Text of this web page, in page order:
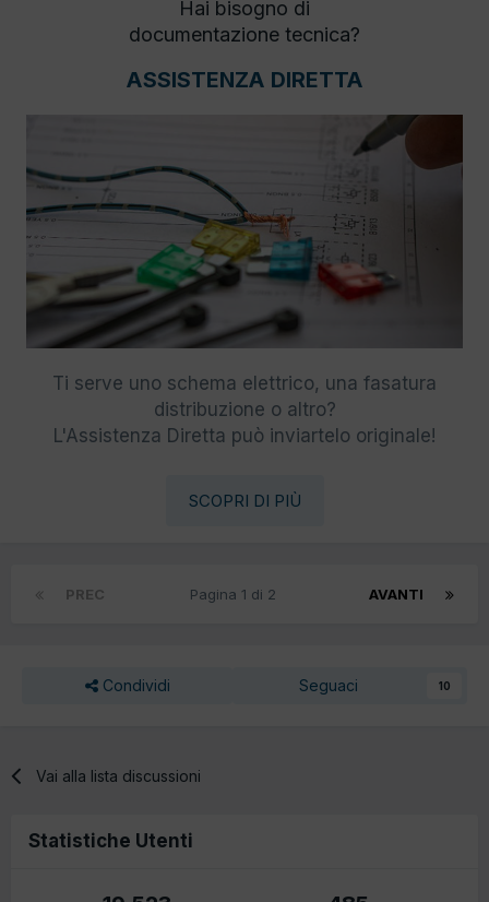
Hai bisogno di
documentazione tecnica?
ASSISTENZA DIRETTA
Ti serve uno schema elettrico, una fasatura
distribuzione o altro?
L'Assistenza Diretta può inviartelo originale!
SCOPRI DI PIÙ
PREC AVANTI
Pagina 1 di 2
Condividi Seguaci 10
Vai alla lista discussioni
Statistiche Utenti